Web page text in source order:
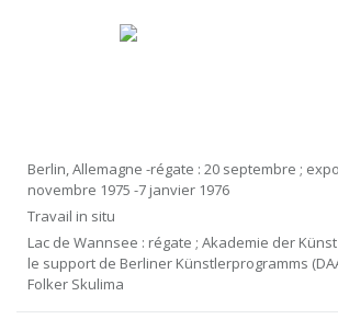
Berlin, Allemagne -régate : 20 septembre ;
novembre 1975 -7 janvier 1976
Travail in situ
Lac de Wannsee : régate ; Akademie der
le support de Berliner Künstlerprogramms
Folker Skulima